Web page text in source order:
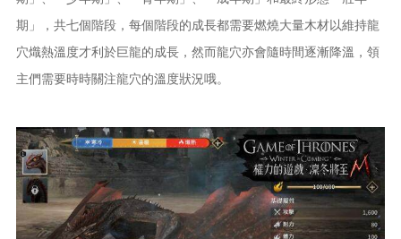
期」，共七個階段，每個階段的成長都需要燃燒大量木材以維持龍
穴熾熱溫度才利於巨龍的成長，然而龍穴亦會隨時間逐漸降溫，領
主們需要時時關注龍穴的溫度狀況哦。